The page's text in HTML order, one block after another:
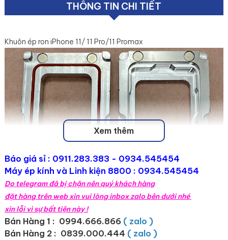
THÔNG TIN CHI TIẾT
Khuôn ép ron iPhone 11/ 11 Pro/11 Promax
Xem thêm
Báo giá sỉ : 0911.283.383 - 0934.545454
Máy ép kính và Linh kiện 8800 : 0934.545454
Do telegram đã bị chặn nên quý khách hàng
đặt hàng trên web xin vui lòng inbox zalo bên dưới nhé
xin lỗi vì sự bất tiện này !
Bán Hàng 1 : 0994.666.866 ( zalo )
Bán Hàng 2 : 0839.000.444 ( zalo )